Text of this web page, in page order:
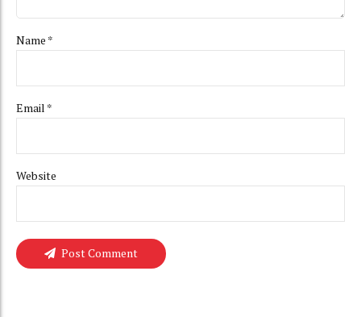
Name *
Email *
Website
Post Comment